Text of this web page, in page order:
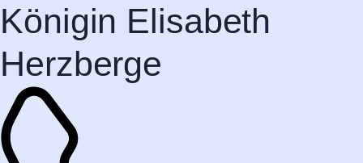
Königin Elisabeth
Herzberge